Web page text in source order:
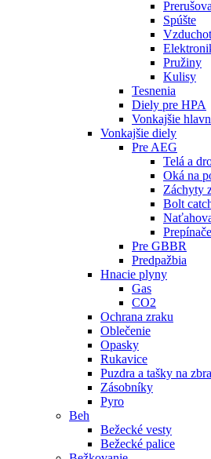
Spúšte
Pružiny
Kulisy
Tesnenia
Diely pre HPA
Vonkajšie
Vonkajšie diely
Pre AEG
Telá a
Oká na
Záchyty
Bolt
Pre GBBR
Predpažbia
Hnacie plyny
Gas
CO2
Ochrana zraku
Oblečenie
Opasky
Rukavice
Puzdra a tašky na
Zásobníky
Pyro
Beh
Bežecké vesty
Bežecké palice